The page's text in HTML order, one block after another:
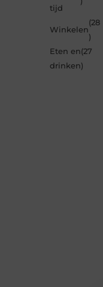
tijd
Winkelen
(28
)
Eten en
drinken
(27
)